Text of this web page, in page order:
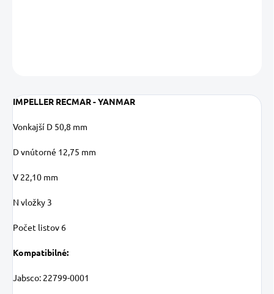
IMPELLER RECMAR - YANMAR
Vonkajší D 50,8 mm
D vnútorné 12,75 mm
V 22,10 mm
N vložky 3
Počet listov 6
Kompatibilné:
Jabsco: 22799-0001